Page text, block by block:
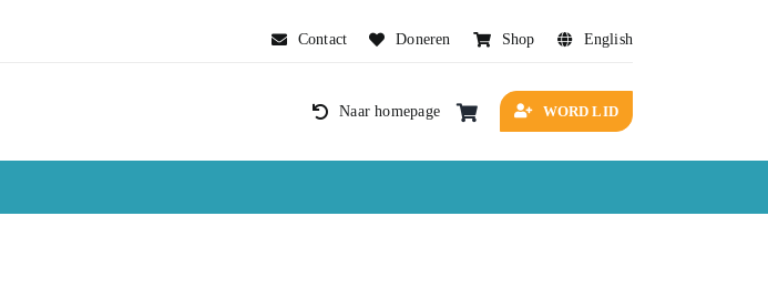
Contact Doneren Shop English
Naar homepage WORD LID